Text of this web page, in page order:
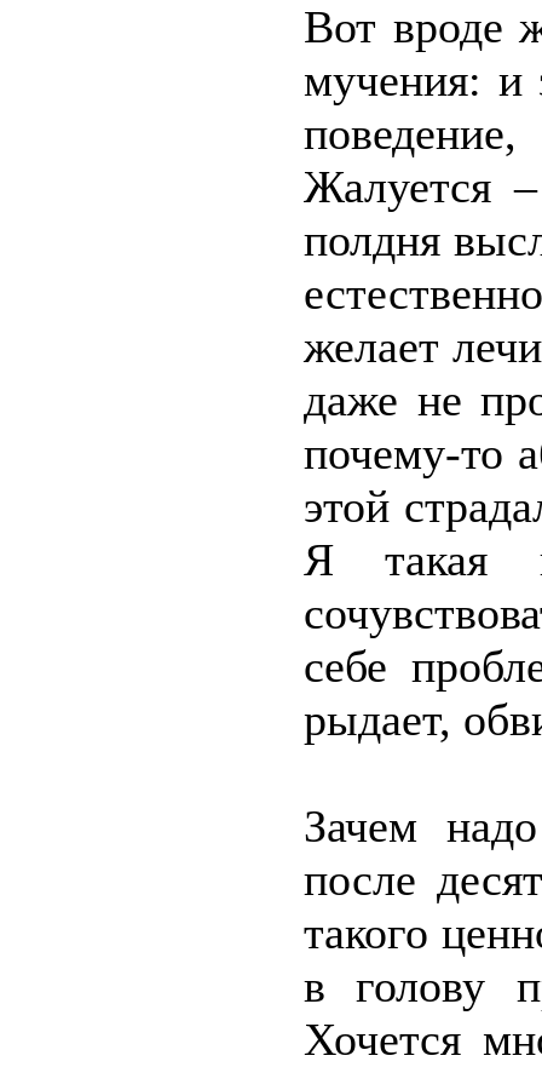
Вот вроде
мучения: и
Жалуется
полдня
желает
даже не
почему-то
этой
Я такая
себе
рыдает,
Зачем
после
такого
в голову
Хочется